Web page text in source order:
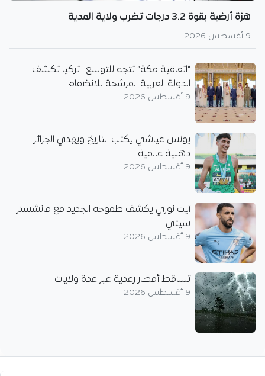
هزة أرضية بقوة 3.2 درجات تضرب ولاية المدية
9 أغسطس 2026
“اتفاقية مكة” تتجه للتوسع.. تركيا تكشف
الدولة العربية المرشحة للانضمام
9 أغسطس 2026
يونس عياشي يكتب التاريخ ويهدي الجزائر
ذهبية عالمية
9 أغسطس 2026
آيت نوري يكشف طموحه الجديد مع مانشستر
سيتي
9 أغسطس 2026
تساقط أمطار رعدية عبر عدة ولايات
9 أغسطس 2026